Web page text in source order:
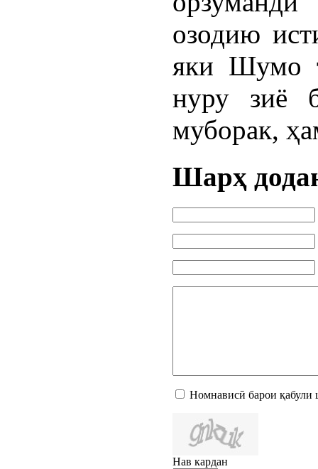
озодию
яки Шумо
нуру зиё
муборак,
Шарҳ
Номнависӣ барои қабули
Нав кардан